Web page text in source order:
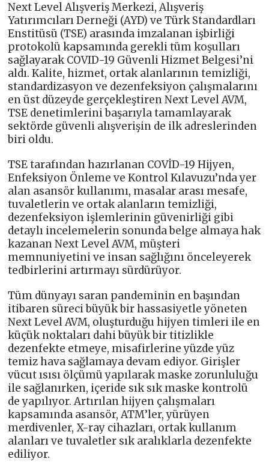
Next Level Alışveriş Merkezi, Alışveriş
Yatırımcıları Derneği (AYD) ve Türk Standardları
Enstitüsü (TSE) arasında imzalanan işbirliği
protokolü kapsamında gerekli tüm koşulları
sağlayarak COVID-19 Güvenli Hizmet Belgesi’ni
aldı. Kalite, hizmet, ortak alanlarının temizliği,
standardizasyon ve dezenfeksiyon çalışmalarını
en üst düzeyde gerçekleştiren Next Level AVM,
TSE denetimlerini başarıyla tamamlayarak
sektörde güvenli alışverişin de ilk adreslerinden
biri oldu.
TSE tarafından hazırlanan COVİD-19 Hijyen,
Enfeksiyon Önleme ve Kontrol Kılavuzu’nda yer
alan asansör kullanımı, masalar arası mesafe,
tuvaletlerin ve ortak alanların temizliği,
dezenfeksiyon işlemlerinin güvenirliği gibi
detaylı incelemelerin sonunda belge almaya hak
kazanan Next Level AVM, müşteri
memnuniyetini ve insan sağlığını önceleyerek
tedbirlerini artırmayı sürdürüyor.
Tüm dünyayı saran pandeminin en başından
itibaren süreci büyük bir hassasiyetle yöneten
Next Level AVM, oluşturduğu hijyen timleri ile en
küçük noktaları dahi büyük bir titizlikle
dezenfekte etmeye, misafirlerine yüzde yüz
temiz hava sağlamaya devam ediyor. Girişler
vücut ısısı ölçümü yapılarak maske zorunluluğu
ile sağlanırken, içeride sık sık maske kontrolü
de yapılıyor. Artırılan hijyen çalışmaları
kapsamında asansör, ATM’ler, yürüyen
merdivenler, X-ray cihazları, ortak kullanım
alanları ve tuvaletler sık aralıklarla dezenfekte
ediliyor.